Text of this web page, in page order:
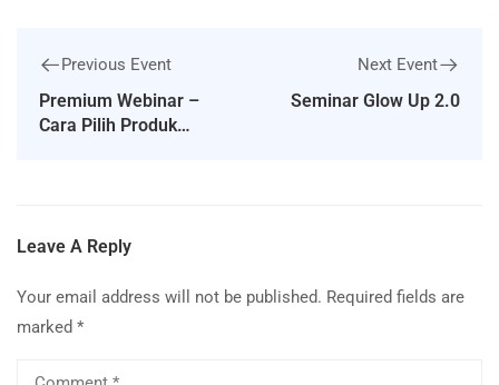
Previous Event
Premium Webinar –
Cara Pilih Produk
Next Event
Seminar Glow Up 2.0
Leave A Reply
Your email address will not be published. Required fields are
marked *